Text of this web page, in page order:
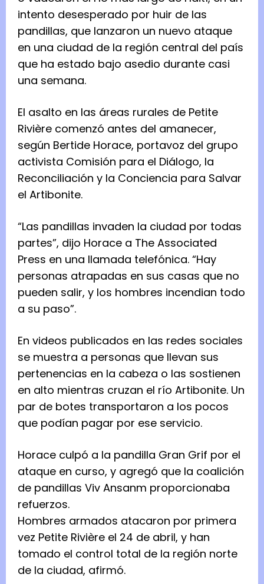
intento desesperado por huir de las
pandillas, que lanzaron un nuevo ataque
en una ciudad de la región central del país
que ha estado bajo asedio durante casi
una semana.
El asalto en las áreas rurales de Petite
Rivière comenzó antes del amanecer,
según Bertide Horace, portavoz del grupo
activista Comisión para el Diálogo, la
Reconciliación y la Conciencia para Salvar
el Artibonite.
“Las pandillas invaden la ciudad por todas
partes”, dijo Horace a The Associated
Press en una llamada telefónica. “Hay
personas atrapadas en sus casas que no
pueden salir, y los hombres incendian todo
a su paso”.
En videos publicados en las redes sociales
se muestra a personas que llevan sus
pertenencias en la cabeza o las sostienen
en alto mientras cruzan el río Artibonite. Un
par de botes transportaron a los pocos
que podían pagar por ese servicio.
Horace culpó a la pandilla Gran Grif por el
ataque en curso, y agregó que la coalición
de pandillas Viv Ansanm proporcionaba
refuerzos.
Hombres armados atacaron por primera
vez Petite Rivière el 24 de abril, y han
tomado el control total de la región norte
de la ciudad, afirmó.